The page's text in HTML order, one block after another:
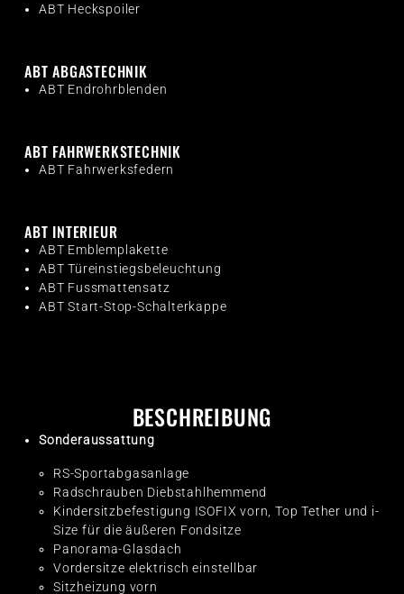
ABT Heckspoiler
ABT ABGASTECHNIK
ABT Endrohrblenden
ABT FAHRWERKSTECHNIK
ABT Fahrwerksfedern
ABT INTERIEUR
ABT Emblemplakette
ABT Türeinstiegsbeleuchtung
ABT Fussmattensatz
ABT Start-Stop-Schalterkappe
BESCHREIBUNG
Sonderaussattung
RS-Sportabgasanlage
Radschrauben Diebstahlhemmend
Kindersitzbefestigung ISOFIX vorn, Top Tether und i-
Size für die äußeren Fondsitze
Panorama-Glasdach
Vordersitze elektrisch einstellbar
Sitzheizung vorn